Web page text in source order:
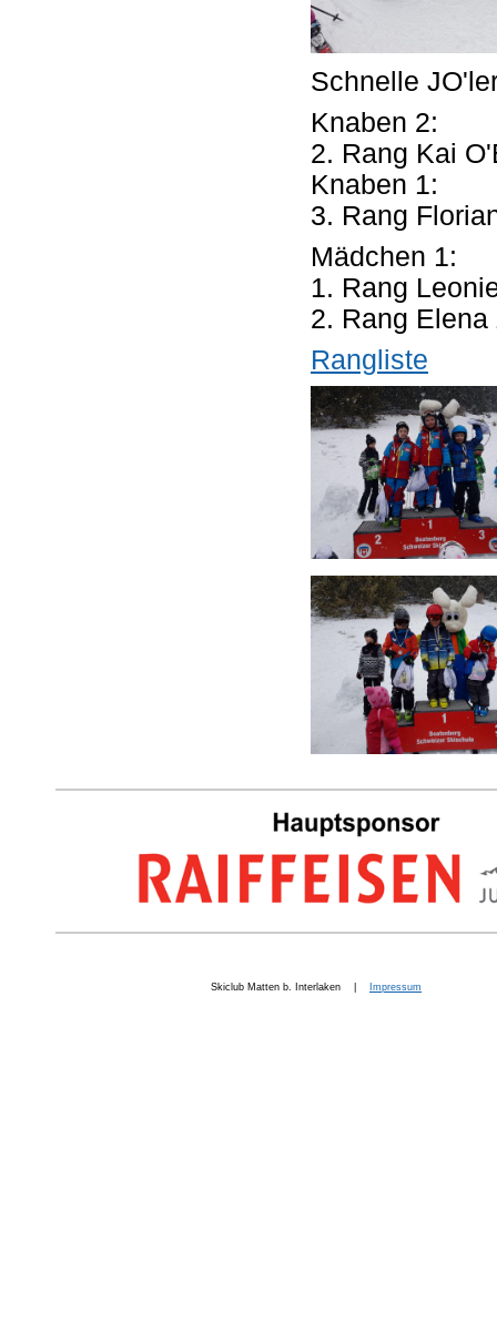
Schnelle
Knaben 2:
2. Rang Kai
Knaben 1:
3. Rang
Mädchen 1:
1. Rang
2. Rang
Rangliste
Skiclub Matten b. Interlaken | Impressum